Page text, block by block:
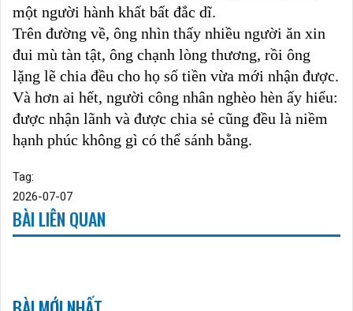
một người hành khất bất đắc dĩ.
Trên đường về, ông nhìn thấy nhiều người ăn xin
đui mù tàn tật, ông chạnh lòng thương, rồi ông
lặng lẽ chia đều cho họ số tiền vừa mới nhận được.
Và hơn ai hết, người công nhân nghèo hèn ấy hiểu:
được nhận lãnh và được chia sẻ cũng đều là niềm
hạnh phúc không gì có thể sánh bằng.
Tag:
2026-07-07
BÀI LIÊN QUAN